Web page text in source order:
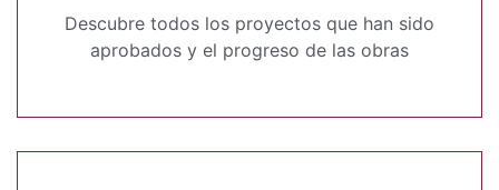
Descubre todos los proyectos que han sido
aprobados y el progreso de las obras